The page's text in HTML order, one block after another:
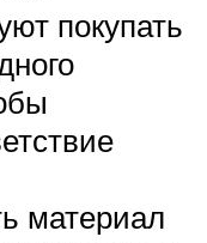
покупать
материал